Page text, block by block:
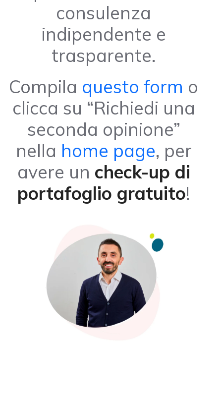
consulenza
indipendente e
trasparente.
Compila questo form o
clicca su “Richiedi una
seconda opinione”
nella home page, per
avere un check-up di
portafoglio gratuito!